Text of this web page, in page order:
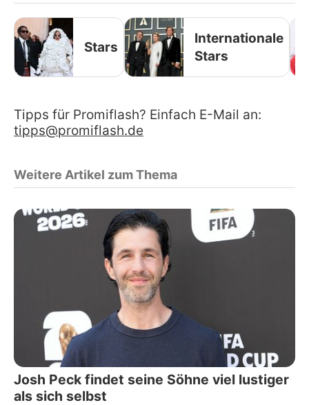
Stars
Internationale
Stars
Tipps für Promiflash? Einfach E-Mail an:
tipps@promiflash.de
Weitere Artikel zum Thema
Josh Peck findet seine Söhne viel lustiger
als sich selbst